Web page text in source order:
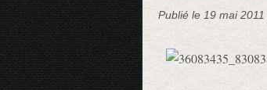
Publié le 19 mai 2011